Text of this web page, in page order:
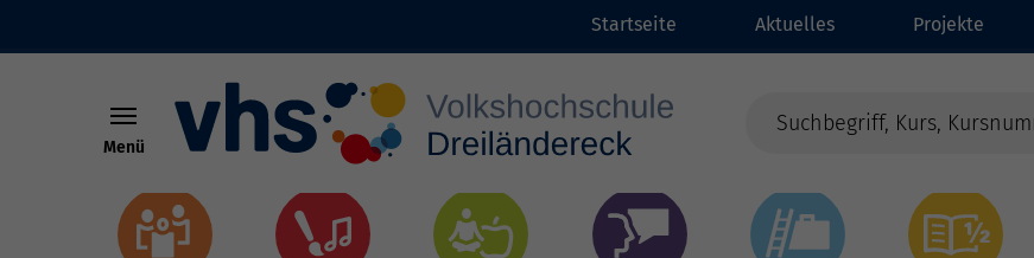
Skip to main content
Startseite Aktuelles Projekte
Menü